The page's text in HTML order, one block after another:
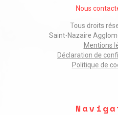
Nous
Tous droits
Saint-Nazaire
Mentions
Déclaration de
Politique de